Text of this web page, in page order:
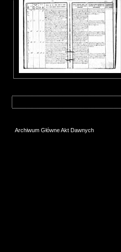
Archiwum Główne Akt Dawnych